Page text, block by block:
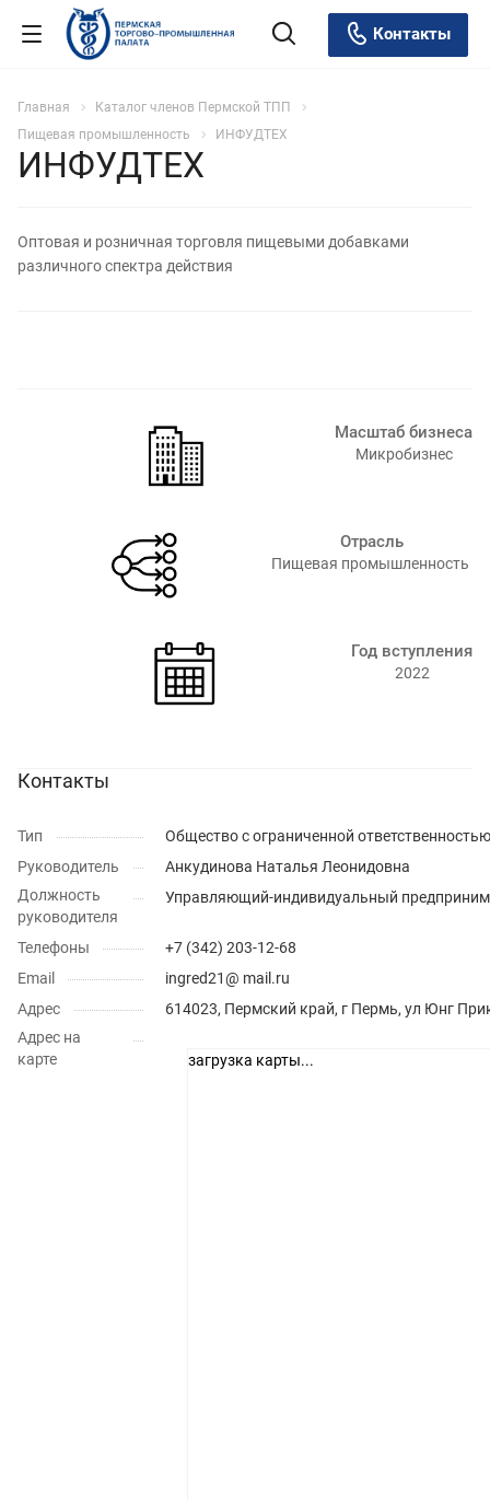
Контакты
Главная
Каталог членов Пермской ТПП
Пищевая промышленность
ИНФУДТЕХ
ИНФУДТЕХ
Оптовая и розничная торговля пищевыми добавками
различного спектра действия
Масштаб бизнеса
Микробизнес
Отрасль
Пищевая промышленность ⁠
Год вступления
2022
Контакты
Тип
Общество с ограниченной ответственностью
Руководитель
Анкудинова Наталья Леонидовна
Должность
руководителя
Управляющий-индивидуальный
Телефоны
+7 (342) 203-12-68
Email
ingred21@ mail.ru
Адрес
614023, Пермский край, г Пермь, ул Юнг
Адрес на
карте
загрузка карты...